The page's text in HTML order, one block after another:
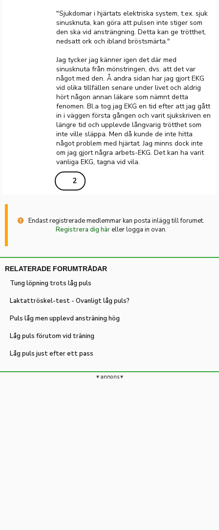
"Sjukdomar i hjärtats elektriska system, t.ex. sjuk
sinusknuta, kan göra att pulsen inte stiger som
den ska vid ansträngning. Detta kan ge trötthet,
nedsatt ork och ibland bröstsmärta."
Jag tycker jag känner igen det där med
sinusknuta från mönstringen, dvs. att det var
något med den. Å andra sidan har jag gjort EKG
vid olika tillfällen senare under livet och aldrig
hört någon annan läkare som nämnt detta
fenomen. Bl.a tog jag EKG en tid efter att jag gått
in i väggen första gången och varit sjukskriven en
längre tid och upplevde långvarig trötthet som
inte ville släppa. Men då kunde de inte hitta
något problem med hjärtat. Jag minns dock inte
om jag gjort några arbets-EKG. Det kan ha varit
vanliga EKG, tagna vid vila.
2
Endast registrerade medlemmar kan posta inlägg till forumet.
Registrera dig häreller logga in ovan.
RELATERADE FORUMTRÅDAR
Tung löpning trots låg puls
Laktattröskel-test - Ovanligt låg puls?
Puls låg men upplevd ansträning hög
Låg puls förutom vid träning
Låg puls just efter ett pass
annons